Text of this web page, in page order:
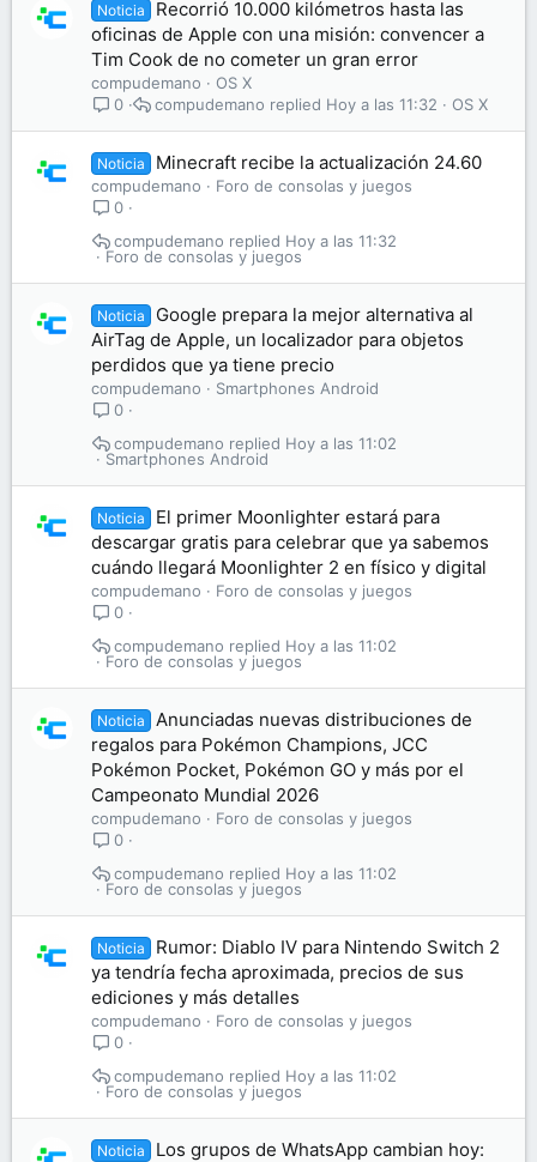
Noticia
Recorrió 10.000 kilómetros hasta las
oficinas de Apple con una misión: convencer a
Tim Cook de no cometer un gran error
compudemano
OS X
0
OS X
Hoy a las 11:32
compudemano
Noticia Minecraft recibe la actualización 24.60
compudemano
Foro de consolas y juegos
0
Foro de consolas y juegos
Hoy a las 11:32
compudemano
Noticia
Google prepara la mejor alternativa al
AirTag de Apple, un localizador para objetos
perdidos que ya tiene precio
compudemano
Smartphones Android
0
Smartphones Android
Hoy a las 11:02
compudemano
Noticia
El primer Moonlighter estará para
descargar gratis para celebrar que ya sabemos
cuándo llegará Moonlighter 2 en físico y digital
compudemano
Foro de consolas y juegos
0
Foro de consolas y juegos
Hoy a las 11:02
compudemano
Noticia
Anunciadas nuevas distribuciones de
regalos para Pokémon Champions, JCC
Pokémon Pocket, Pokémon GO y más por el
Campeonato Mundial 2026
compudemano
Foro de consolas y juegos
0
Foro de consolas y juegos
Hoy a las 11:02
compudemano
Noticia
Rumor: Diablo IV para Nintendo Switch 2
ya tendría fecha aproximada, precios de sus
ediciones y más detalles
compudemano
Foro de consolas y juegos
0
Foro de consolas y juegos
Hoy a las 11:02
compudemano
Noticia
Los grupos de WhatsApp cambian hoy: